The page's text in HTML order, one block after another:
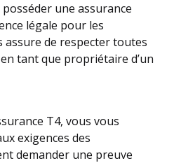
une assurance
légale pour les
assure de respecter toutes
tant que propriétaire d’un
T4, vous vous
exigences des
demander une preuve